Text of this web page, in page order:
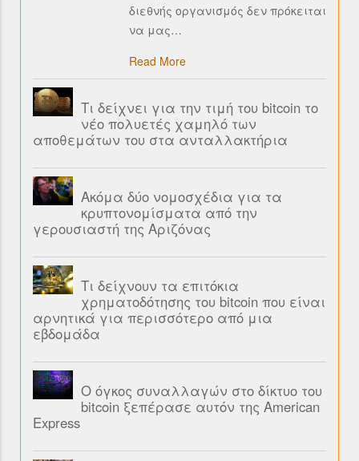
διεθνής οργανισμός δεν πρόκειται
να μας…
Read More
Τι δείχνει για την τιμή του bitcoin το
νέο πολυετές χαμηλό των
αποθεμάτων του στα ανταλλακτήρια
Ακόμα δύο νομοσχέδια για τα
κρυπτονομίσματα από την
γερουσιαστή της Αριζόνας
Τι δείχνουν τα επιτόκια
χρηματοδότησης του bitcoin που είναι
αρνητικά για περισσότερο από μια
εβδομάδα
Ο όγκος συναλλαγών στο δίκτυο του
bitcoin ξεπέρασε αυτόν της American
Express